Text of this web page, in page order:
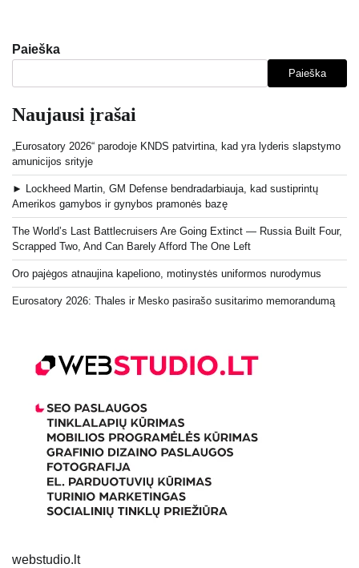
Paieška
Paieška
Naujausi įrašai
„Eurosatory 2026“ parodoje KNDS patvirtina, kad yra lyderis slapstymo
amunicijos srityje
► Lockheed Martin, GM Defense bendradarbiauja, kad sustiprintų
Amerikos gamybos ir gynybos pramonės bazę
The World’s Last Battlecruisers Are Going Extinct — Russia Built Four,
Scrapped Two, And Can Barely Afford The One Left
Oro pajėgos atnaujina kapeliono, motinystės uniformos nurodymus
Eurosatory 2026: Thales ir Mesko pasirašo susitarimo memorandumą
webstudio.lt